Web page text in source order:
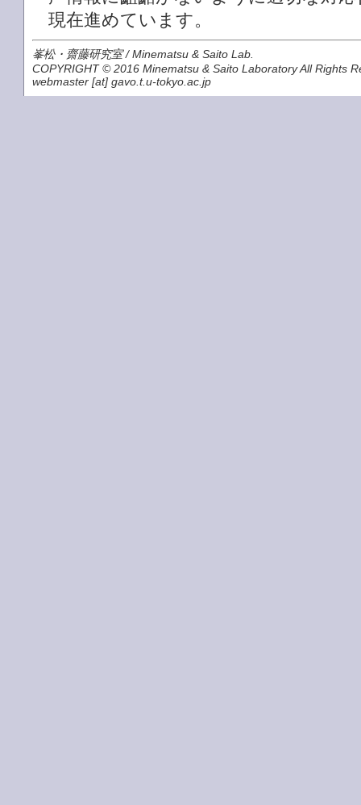
現在進めています。
峯松・齋藤研究室 / Minematsu & Saito Lab.
COPYRIGHT © 2016 Minematsu & Saito Laboratory All Rights
webmaster [at] gavo.t.u-tokyo.ac.jp